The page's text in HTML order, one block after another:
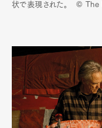
状で表現された。 © The